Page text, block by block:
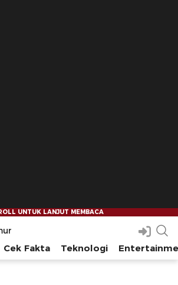
Indonesia Timur
Cek Fakta Teknologi
--